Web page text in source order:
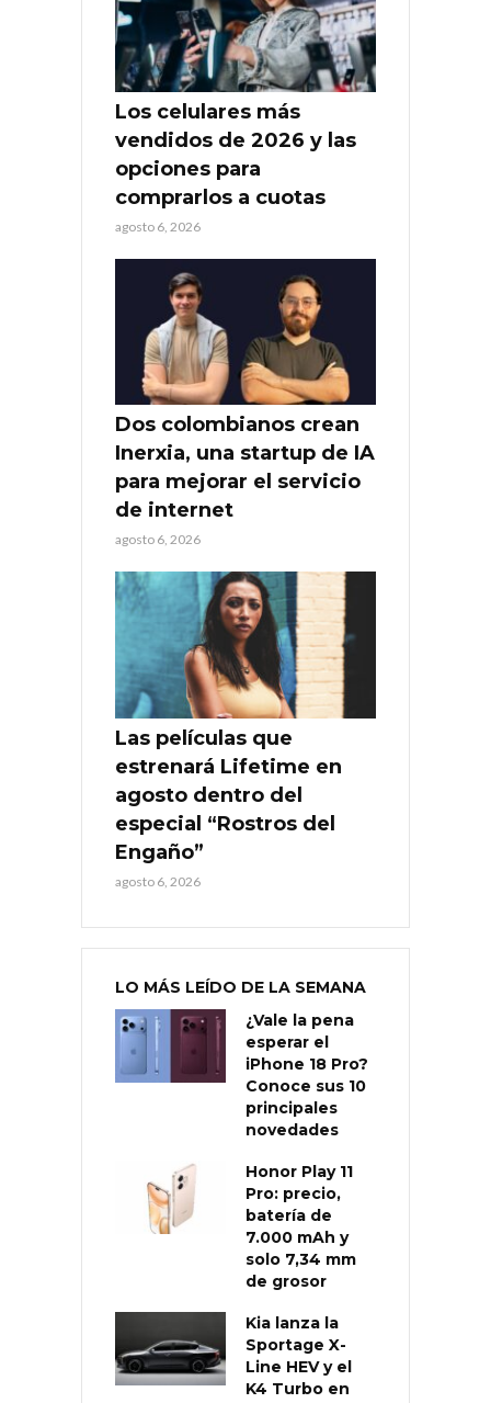
Los celulares más
vendidos de 2026 y las
opciones para
comprarlos a cuotas
agosto 6, 2026
Dos colombianos crean
Inerxia, una startup de IA
para mejorar el servicio
de internet
agosto 6, 2026
Las películas que
estrenará Lifetime en
agosto dentro del
especial “Rostros del
Engaño”
agosto 6, 2026
LO MÁS LEÍDO DE LA SEMANA
¿Vale la pena
esperar el
iPhone 18 Pro?
Conoce sus 10
principales
novedades
Honor Play 11
Pro: precio,
batería de
7.000 mAh y
solo 7,34 mm
de grosor
Kia lanza la
Sportage X-
Line HEV y el
K4 Turbo en